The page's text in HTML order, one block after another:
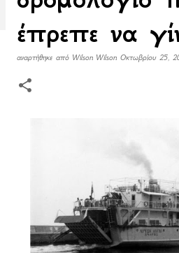
έπρεπε να
αναρτήθηκε από Wilson Wilson Οκτωβρίου 25,